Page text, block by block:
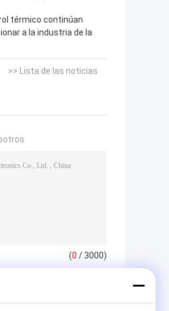
térmico continúan
a la industria de la
>> Lista de las noticias
(0 / 3000)